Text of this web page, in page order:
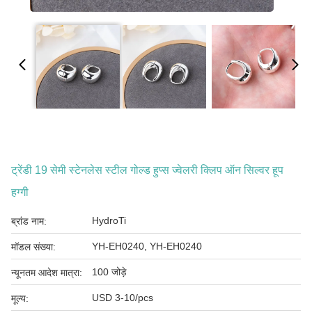
ट्रेंडी 19 सेमी स्टेनलेस स्टील गोल्ड हुप्स ज्वेलरी क्लिप ऑन सिल्वर हूप
हग्गी
ब्रांड नाम: HydroTi
मॉडल संख्या: YH-EH0240, YH-EH0240
न्यूनतम आदेश मात्रा: 100 जोड़े
मूल्य: USD 3-10/pcs